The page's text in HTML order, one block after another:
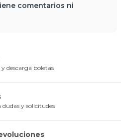
comentarios ni
descarga boletas
dudas y solicitudes